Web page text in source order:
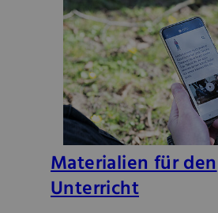
Materialien für den
Unterricht